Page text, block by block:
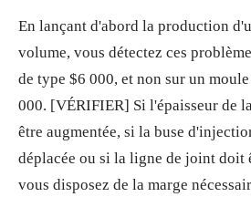
En lançant d'abord la production
volume, vous détectez ces
de type $6 000, et non sur un
000. [VÉRIFIER] Si l'épaisseur de
être augmentée, si la buse
déplacée ou si la ligne de joint doit
vous disposez de la marge